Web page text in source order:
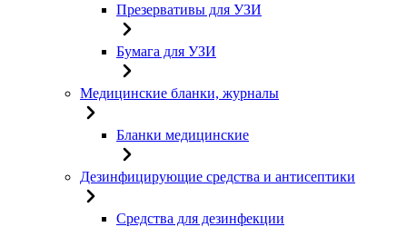
Презервативы для УЗИ
Бумага для УЗИ
Медицинские бланки, журналы
Бланки медицинские
Дезинфицирующие средства и антисептики
Средства для дезинфекции